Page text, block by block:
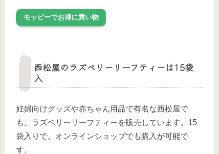
モッピーでお得に買い物
西松屋のラズベリーリーフティーは15袋
入
妊婦向けグッズや赤ちゃん用品で有名な西松屋で
も、ラズベリーリーフティーを販売しています。15
袋入りで、オンラインショップでも購入が可能で
す。